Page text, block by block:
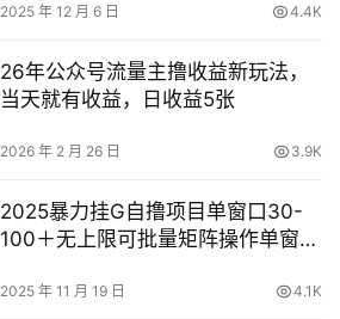
2025 年 12 月 6 日 4.4K
26年公众号流量主撸收益新玩法，
当天就有收益，日收益5张
2026 年 2 月 26 日 3.9K
2025暴力挂G自撸项目单窗口30-
100＋无上限可批量矩阵操作单窗口
2025 年 11 月 19 日 4.1K